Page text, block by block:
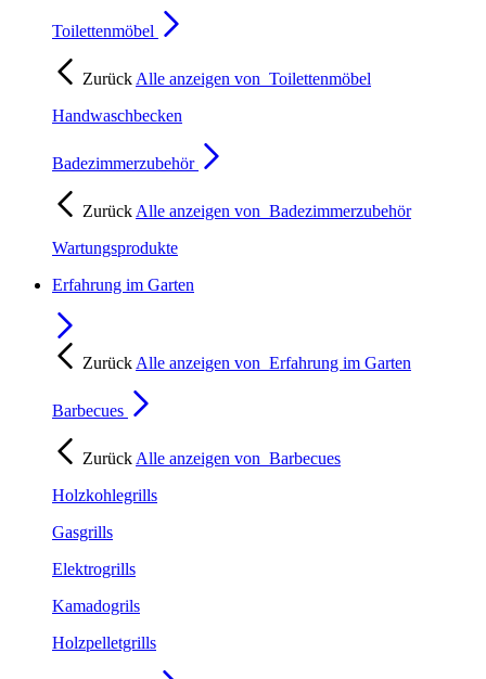
Toilettenmöbel
Zurück Alle anzeigen von Toilettenmöbel
Handwaschbecken
Badezimmerzubehör
Zurück Alle anzeigen von Badezimmerzubehör
Wartungsprodukte
Erfahrung im Garten
Zurück Alle anzeigen von Erfahrung im Garten
Barbecues
Zurück Alle anzeigen von Barbecues
Holzkohlegrills
Gasgrills
Elektrogrills
Kamadogrils
Holzpelletgrills